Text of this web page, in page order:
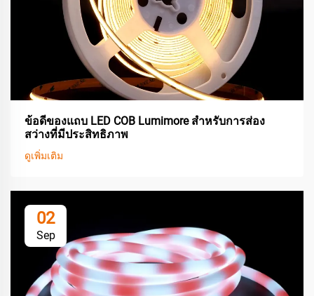
ข้อดีของแถบ LED COB Lumimore สำหรับการส่อง
สว่างที่มีประสิทธิภาพ
ดูเพิ่มเติม
02
Sep